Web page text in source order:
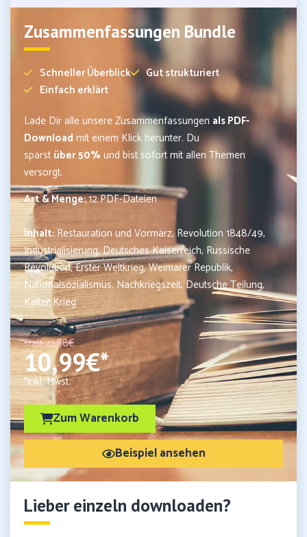
Zusammenfassungen Bundle
Schneller Überblick
Gut strukturiert
Einfach erklärt
Lade Dir alle unsere Zusammenfassungen als PDF-
Download mit einem Klick herunter. Du
sparst über 50% und bist sofort mit allen Themen
versorgt.
Art & Menge:12 PDF-Dateien
Inhalt: Restauration und Vormärz, Revolution 1848/49,
Industrialisierung, Deutsches Kaiserreich, Russische
Revolution, Erster Weltkrieg, Weimarer Republik,
Nationalsozialismus, Nachkriegszeit, Deutsche Teilung,
Kalter Krieg
statt 41,88€
10,99€*
*inkl. Mwst.
Zum Warenkorb
Beispiel ansehen
Lieber einzeln downloaden?